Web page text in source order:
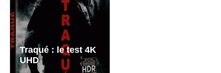
Traqué : le test 4K
UHD